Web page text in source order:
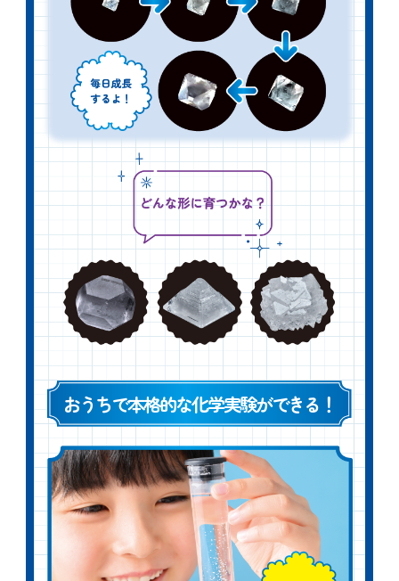
おうちで本格的な化学実験ができる！